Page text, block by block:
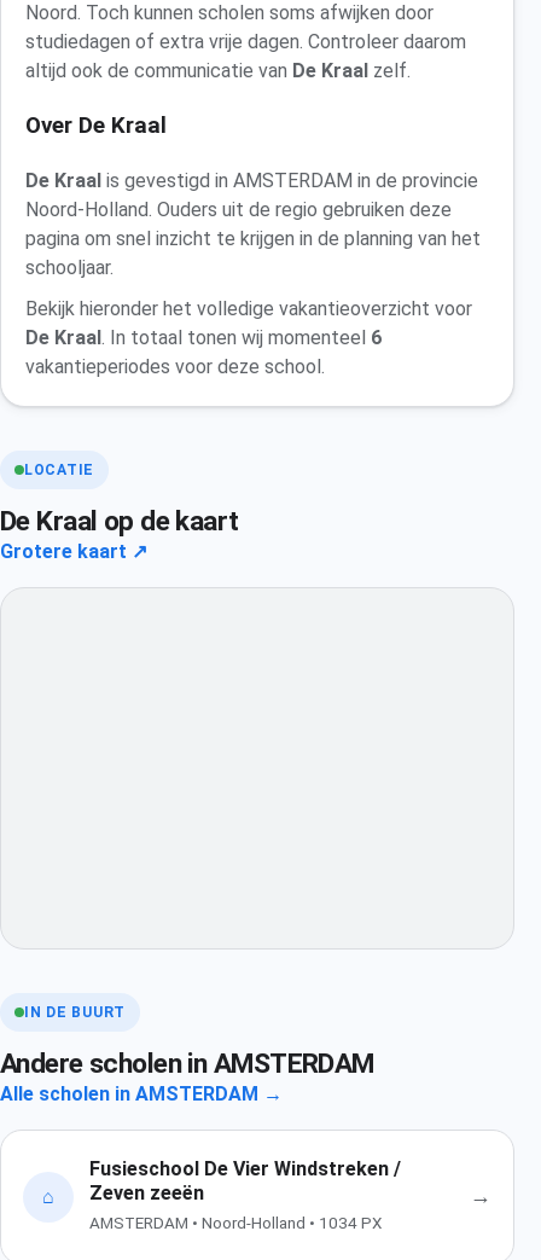
Noord. Toch kunnen scholen soms afwijken door
studiedagen of extra vrije dagen. Controleer daarom
altijd ook de communicatie van De Kraal zelf.
Over De Kraal
De Kraal is gevestigd in AMSTERDAM in de provincie
Noord-Holland. Ouders uit de regio gebruiken deze
pagina om snel inzicht te krijgen in de planning van het
schooljaar.
Bekijk hieronder het volledige vakantieoverzicht voor
De Kraal. In totaal tonen wij momenteel 6
vakantieperiodes voor deze school.
LOCATIE
De Kraal op de kaart
Grotere kaart ↗
IN DE BUURT
Andere scholen in AMSTERDAM
Alle scholen in AMSTERDAM →
⌂
Fusieschool De Vier Windstreken /
Zeven zeeën
AMSTERDAM • Noord-Holland • 1034 PX
→